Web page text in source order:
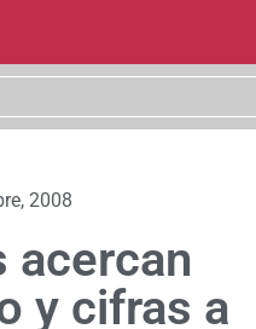
2008
acercan
y cifras a